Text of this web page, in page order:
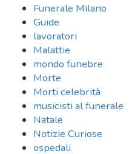
Funerale Milano
Guide
lavoratori
Malattie
mondo funebre
Morte
Morti celebrità
musicisti al funerale
Natale
Notizie Curiose
ospedali